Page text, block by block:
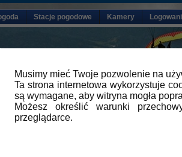
Musimy mieć Twoje pozwolenie na
Ta strona internetowa wykorzystuje
są wymagane, aby witryna mogła
Możesz określić warunki
przeglądarce.
Stacje pogodowe Kamery